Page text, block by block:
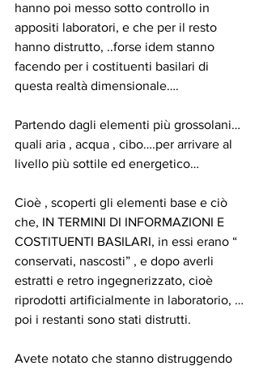
hanno poi messo sotto controllo in
appositi laboratori, e che per il resto
hanno distrutto, ..forse idem stanno
facendo per i costituenti basilari di
questa realtà dimensionale….
Partendo dagli elementi più grossolani…
quali aria , acqua , cibo….per arrivare al
livello più sottile ed energetico…
Cioè , scoperti gli elementi base e ciò
che, IN TERMINI DI INFORMAZIONI E
COSTITUENTI BASILARI, in essi erano “
conservati, nascosti” , e dopo averli
estratti e retro ingegnerizzato, cioè
riprodotti artificialmente in laboratorio, …
poi i restanti sono stati distrutti.
Avete notato che stanno distruggendo